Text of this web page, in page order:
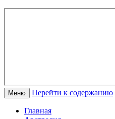
Меню Перейти к содержанию
Главная